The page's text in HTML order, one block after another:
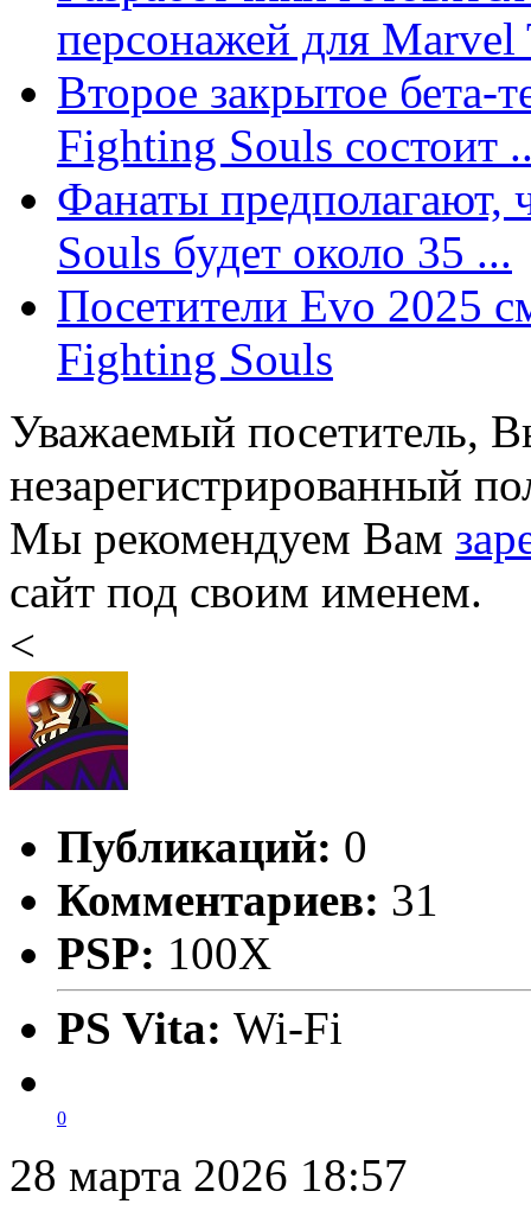
персонажей для
Второе закрытое
Fighting Souls состоит
Фанаты
Souls будет около 35 ...
Посетители Evo 2025
Fighting Souls
Уважаемый посетитель,
незарегистрированный
Мы рекомендуем Вам
сайт под своим именем.
<
Публикаций: 0
Комментариев: 31
PSP: 100X
PS Vita: Wi-Fi
0
28 марта 2026 18:57